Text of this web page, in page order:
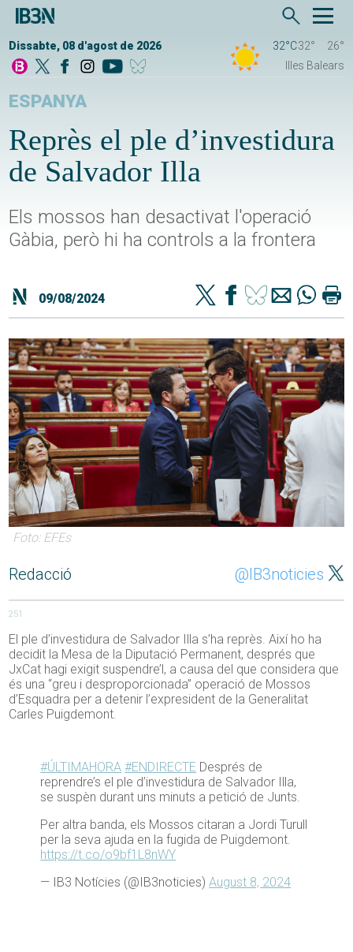
Dissabte, 08 d'agost de 2026 32°C32°
26°
Illes Balears
ESPANYA
Reprès el ple d’investidura
de Salvador Illa
Els mossos han desactivat l'operació
Gàbia, però hi ha controls a la frontera
09/08/2024
Foto: EFEs
Redacció @IB3noticies
251
El ple d’investidura de Salvador Illa s’ha reprès. Així ho ha
decidit la Mesa de la Diputació Permanent, després que
JxCat hagi exigit suspendre’l, a causa del que considera que
és una “greu i desproporcionada” operació de Mossos
d’Esquadra per a detenir l’expresident de la Generalitat
Carles Puigdemont.
#ÚLTIMAHORA #ENDIRECTE Després de
reprendre’s el ple d’investidura de Salvador Illa,
se suspèn durant uns minuts a petició de Junts.
Per altra banda, els Mossos citaran a Jordi Turull
per la seva ajuda en la fugida de Puigdemont.
https://t.co/o9bf1L8nWY
— IB3 Notícies (@IB3noticies)August 8, 2024